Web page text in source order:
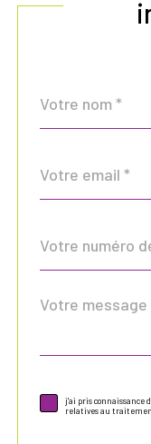
par
*
*
*
Fieldset
Message
*
j'ai pris connaissance
relatives au